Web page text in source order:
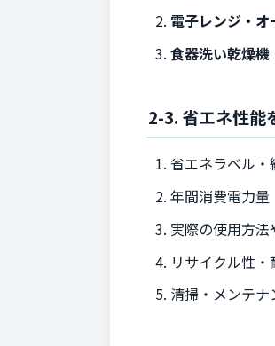
電子レンジ・オ
食器洗い乾燥機
2-3. 省エネ性能
省エネラベル
年間消費電力
実際の使用方
リサイクル性
清掃・メンテ